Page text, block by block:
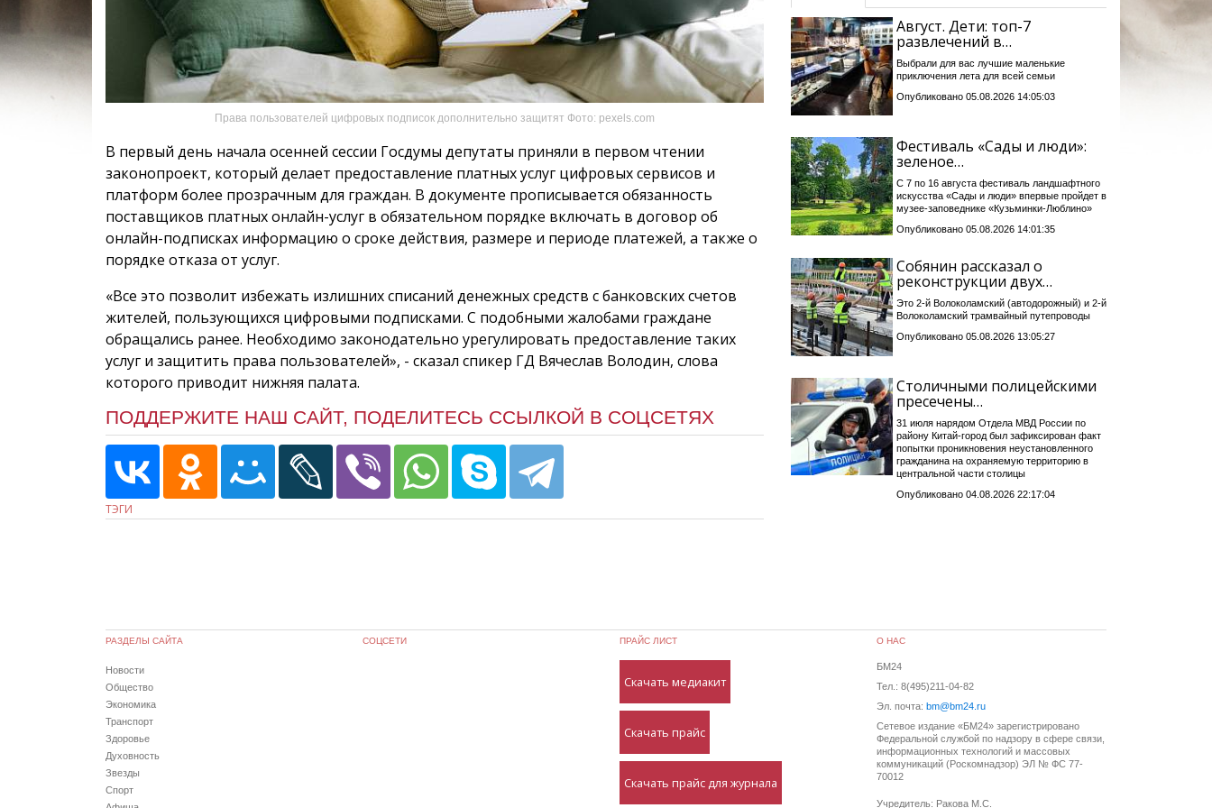
Права пользователей цифровых подписок дополнительно защитят Фото: pexels.com
В первый день начала осенней сессии Госдумы депутаты приняли в первом чтении
законопроект, который делает предоставление платных услуг цифровых сервисов и
платформ более прозрачным для граждан. В документе прописывается обязанность
поставщиков платных онлайн-услуг в обязательном порядке включать в договор об
онлайн-подписках информацию о сроке действия, размере и периоде платежей, а также о
порядке отказа от услуг.
«Все это позволит избежать излишних списаний денежных средств с банковских счетов
жителей, пользующихся цифровыми подписками. С подобными жалобами граждане
обращались ранее. Необходимо законодательно урегулировать предоставление таких
услуг и защитить права пользователей», - сказал спикер ГД Вячеслав Володин, слова
которого приводит нижняя палата.
ПОДДЕРЖИТЕ НАШ САЙТ, ПОДЕЛИТЕСЬ ССЫЛКОЙ В СОЦСЕТЯХ
ТЭГИ
Август. Дети: топ-7
развлечений в…
Выбрали для вас лучшие маленькие
приключения лета для всей семьи
Опубликовано 05.08.2026 14:05:03
Фестиваль «Сады и люди»:
зеленое…
С 7 по 16 августа фестиваль ландшафтного
искусства «Сады и люди» впервые пройдет в
музее-заповеднике «Кузьминки-Люблино»
Опубликовано 05.08.2026 14:01:35
Собянин рассказал о
реконструкции двух…
Это 2-й Волоколамский (автодорожный) и 2-й
Волоколамский трамвайный путепроводы
Опубликовано 05.08.2026 13:05:27
Столичными полицейскими
пресечены…
31 июля нарядом Отдела МВД России по
району Китай-город был зафиксирован факт
попытки проникновения неустановленного
гражданина на охраняемую территорию в
центральной части столицы
Опубликовано 04.08.2026 22:17:04
РАЗДЕЛЫ САЙТА
Новости
Общество
Экономика
Транспорт
Здоровье
Духовность
Звезды
Спорт
СОЦСЕТИ ПРАЙС ЛИСТ
Скачать медиакит
Скачать прайс
Скачать прайс для журнала
О НАС
БМ24
Тел.: 8(495)211-04-82
Эл. почта: bm@bm24.ru
Сетевое издание «БМ24» зарегистрировано
Федеральной службой по надзору в сфере связи,
информационных технологий и массовых
коммуникаций (Роскомнадзор) ЭЛ № ФС 77-
70012
Учредитель: Ракова М.С.